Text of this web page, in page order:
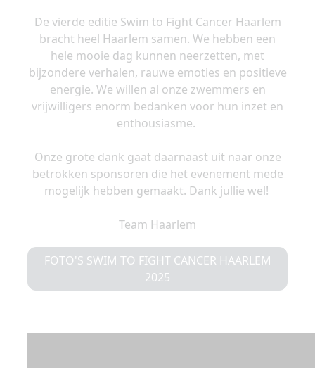
De vierde editie Swim to Fight Cancer Haarlem
bracht heel Haarlem samen. We hebben een
hele mooie dag kunnen neerzetten, met
bijzondere verhalen, rauwe emoties en positieve
energie. We willen al onze zwemmers en
vrijwilligers enorm bedanken voor hun inzet en
enthousiasme.
Onze grote dank gaat daarnaast uit naar onze
betrokken sponsoren die het evenement mede
mogelijk hebben gemaakt. Dank jullie wel!
Team Haarlem
FOTO'S SWIM TO FIGHT CANCER HAARLEM
2025